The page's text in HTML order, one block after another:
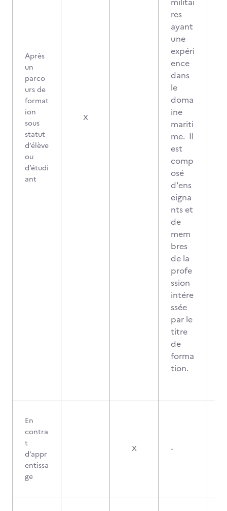
Après
un
parco
urs de
format
ion
sous
statut
d’élève
ou
d’étudi
ant
X
res
ayant
une
expéri
ence
dans
le
doma
ine
mariti
me. Il
est
comp
osé
d'ens
eigna
nts et
de
mem
bres
de la
profe
ssion
intére
ssée
par le
titre
de
forma
tion.
En
contra
t
d’appr
entissa
ge
X -